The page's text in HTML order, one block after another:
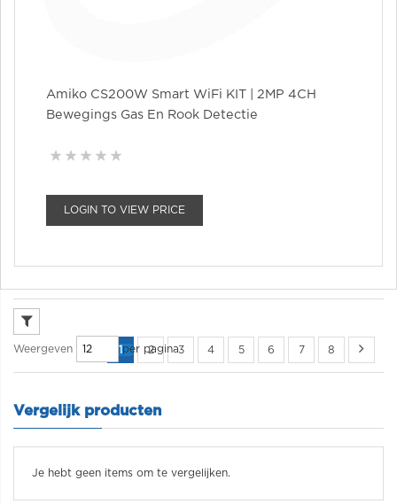
Amiko CS200W Smart WiFi KIT | 2MP 4CH
Bewegings Gas En Rook Detectie
LOGIN TO VIEW PRICE
Weergeven per pagina
1 2 3 4 5 6 7 8
Vergelijk producten
Je hebt geen items om te vergelijken.